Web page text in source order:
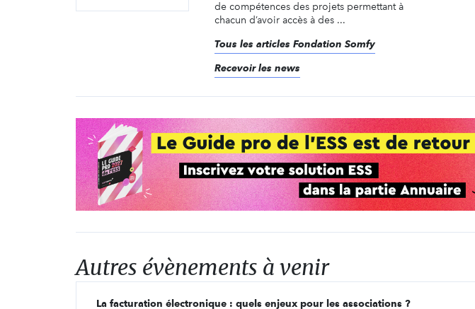
de compétences des projets permettant à
chacun d’avoir accès à des ...
Tous les articles Fondation Somfy
Recevoir les news
Autres évènements à venir
La facturation électronique : quels enjeux pour les associations ?